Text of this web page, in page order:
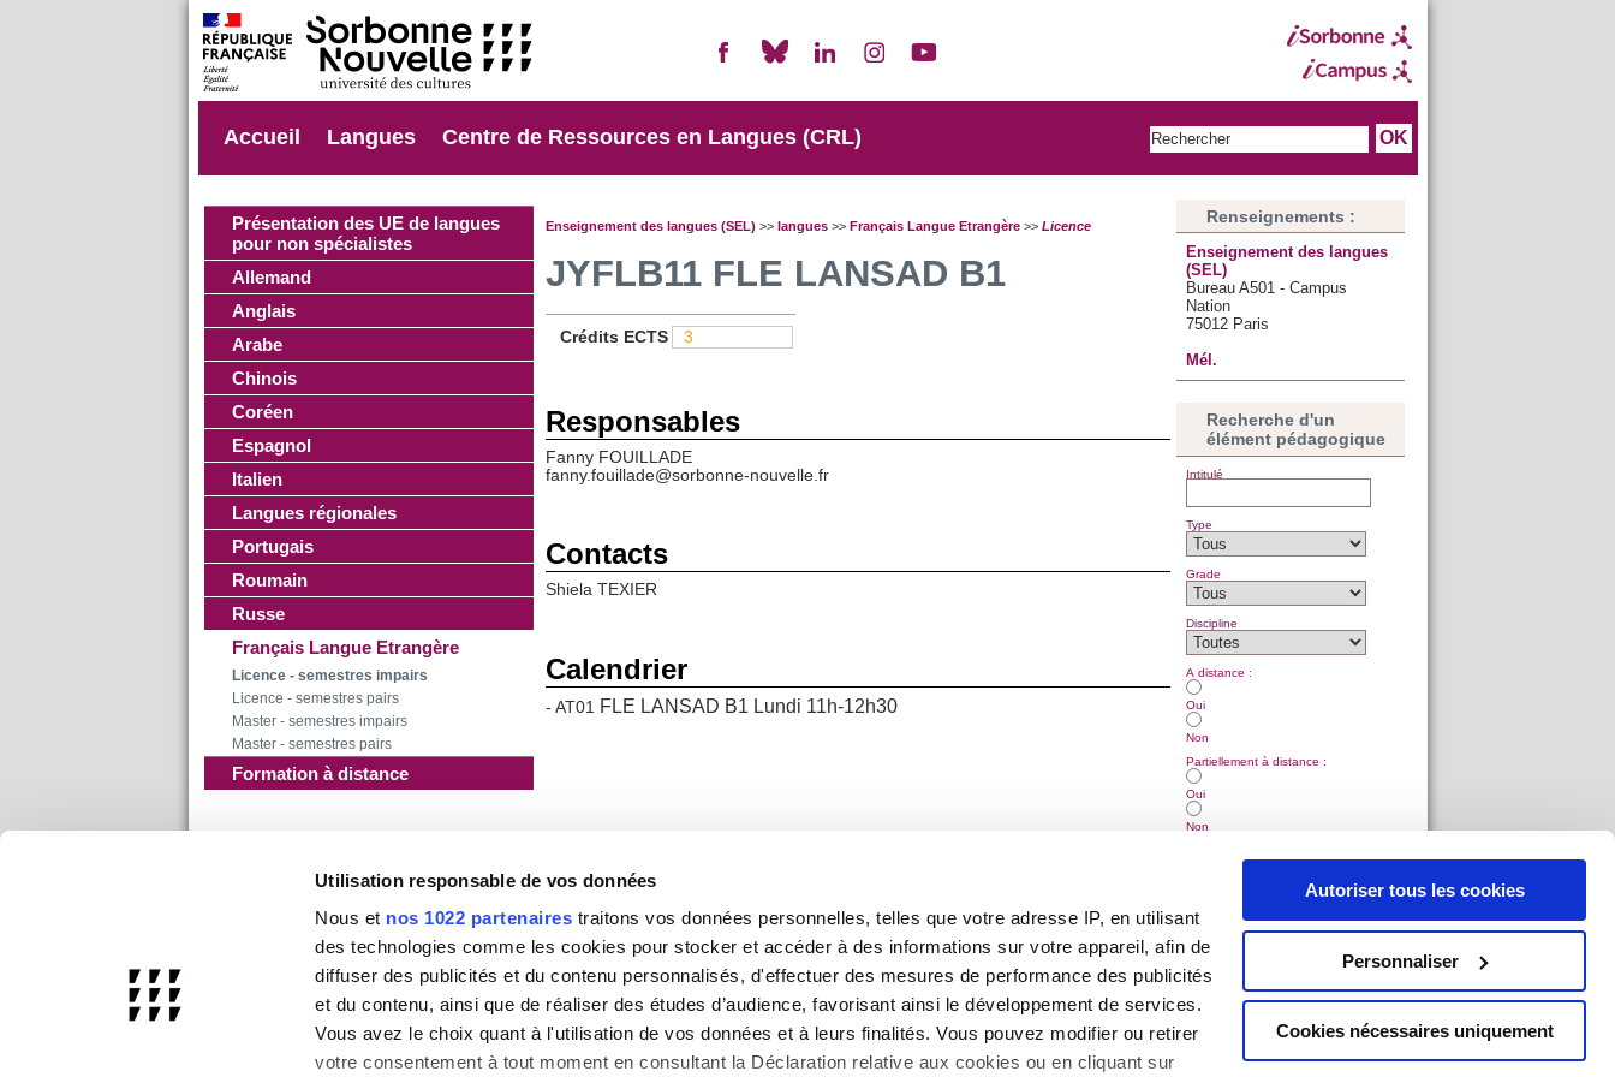
Utilisation responsable de vos données
Nous et nos 1022 partenaires traitons vos données personnelles, telles que votre adresse IP, en utilisant
des technologies comme les cookies pour stocker et accéder à des informations sur votre appareil, afin de
diffuser des publicités et du contenu personnalisés, d'effectuer des mesures de performance des publicités
et du contenu, ainsi que de réaliser des études d’audience, favorisant ainsi le développement de services.
Vous avez le choix quant à l'utilisation de vos données et à leurs finalités. Vous pouvez modifier ou retirer
votre consentement à tout moment en consultant la Déclaration relative aux cookies ou en cliquant sur
Autoriser tous les cookies
Personnaliser
Cookies nécessaires uniquement
Accueil Langues Centre de Ressources en Langues (CRL)
Présentation des UE de langues
pour non spécialistes
Allemand
Anglais
Arabe
Chinois
Coréen
Espagnol
Italien
Langues régionales
Portugais
Roumain
Russe
Français Langue Etrangère
Licence - semestres impairs
Licence - semestres pairs
Master - semestres impairs
Master - semestres pairs
Formation à distance
Enseignement des langues (SEL) >> langues>> Français Langue Etrangère>> Licence
JYFLB11 FLE LANSAD B1
Crédits ECTS 3
Responsables
Fanny FOUILLADE
fanny.fouillade@sorbonne-nouvelle.fr
Contacts
Shiela TEXIER
Calendrier
- AT01 FLE LANSAD B1 Lundi 11h-12h30
Renseignements :
Enseignement des langues
(SEL)
Bureau A501 - Campus
Nation
75012 Paris
Mél.
Recherche d'un
élément pédagogique
Intitulé
Type
Grade
Discipline
A distance :
Oui
Non
Partiellement à distance :
Oui
Non